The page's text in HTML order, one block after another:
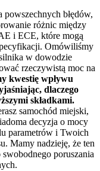
błędów,
różnic między
i ECE, które mogą
Omówiliśmy
w dowodzie
rzeczywistą moc na
kwestię wpływu
dlaczego
składkami.
samochód miejski,
decyzja o mocy
parametrów i Twoich
Mamy nadzieję, że ten
poruszania